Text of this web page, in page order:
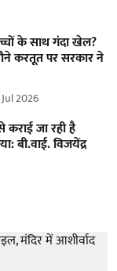
के साथ गंदा खेल?
करतूत पर सरकार ने
2026
कराई जा रही है
बी.वाई. विजयेंद्र